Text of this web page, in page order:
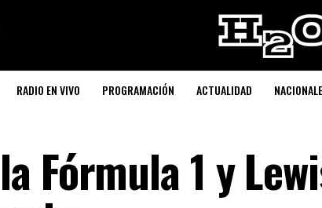
RADIO EN VIVO PROGRAMACIÓN ACTUALIDAD
Fórmula 1 y